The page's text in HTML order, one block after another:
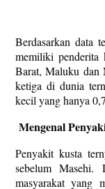
Berdasarkan data
memiliki penderita
Barat, Maluku dan
ketiga di dunia
kecil yang hanya
Mengenal
Penyakit kusta
sebelum Masehi.
masyarakat yang